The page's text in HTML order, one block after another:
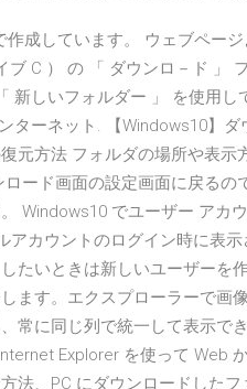
作成しています。 ウェブペー
C ） の 「 ダウンロ－ド 」
新しいフォルダー 」 を使用し
ターネット. 【Windows10】
元方法 フォルダの場所や表示
ード画面の設定画面に戻るの
Windows10 でユーザー アカ
カウントのログイン時に表示
たいときは新しいユーザーを
ます。エクスプローラーで画
常に同じ列で統一して表示で
Explorer を使って Web
法、PC にダウンロードした